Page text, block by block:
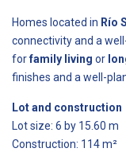
Homes located in Río
connectivity and a
forfamily living or
finishes and a well-
Lot and construction
Lot size: 6 by 15.60 m
Construction: 114 m²